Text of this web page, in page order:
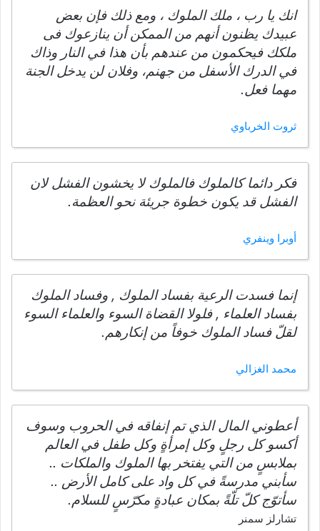
انك يا رب ، ملك الملوك ، ومع ذلك فإن بعض
عبيدك يظنون أنهم من الممكن أن ينازعوك فى
ملكك فيحكمون من عندهم بأن هذا في النار وذاك
في الدرك الأسفل من جهنم، وفلان لن يدخل الجنة
مهما فعل.
ثروت الخرباوي
فكر دائما كالملوك فالملوك لا يخشون الفشل لان
الفشل قد يكون خطوة جريئة نحو العظمة.
أوبرا وينفري
إنما فسدت الرعية بفساد الملوك , وفساد الملوك
بفساد العلماء , فلولا القضاة السوء والعلماء السوء
لقلّ فساد الملوك خوفاً من إنكارهم.
محمد الغزالي
أعطوني المال الذي تم إنفاقه في الحروب وسوف
أكسو كل رجلٍ وكل إمرأةٍ وكل طفل في العالم
بملابسٍ من التي يفتخر بها الملوك والملكات ..
سأبني مدرسةً في كل واد على كامل الأرض ..
سأتوّج كلّ تلّةً بمكان عبادةٍ مكرّسٍ للسلام.
تشارلز سمنر